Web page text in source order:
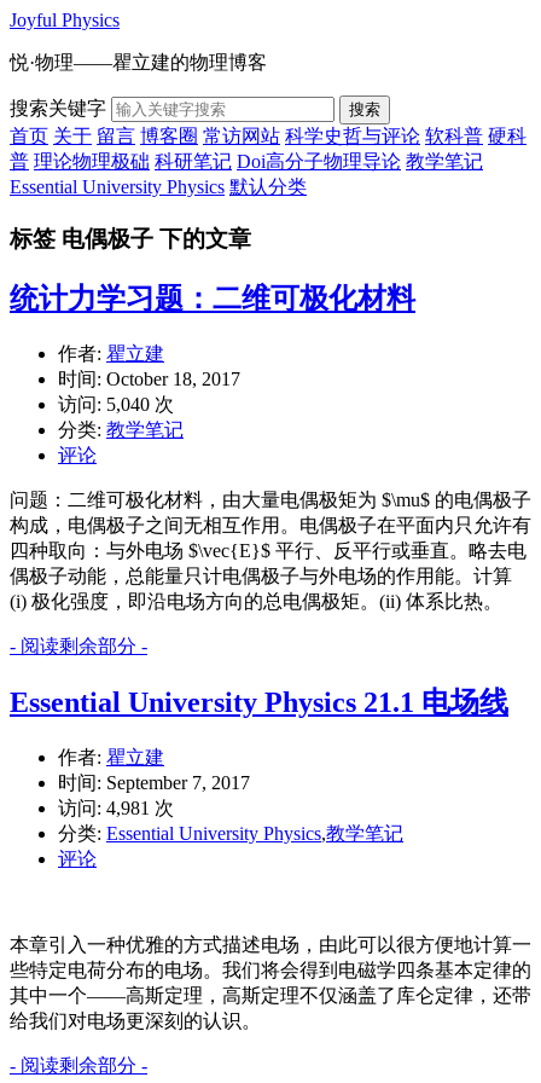
Joyful Physics
悦·物理——瞿立建的物理博客
搜索关键字 搜索
首页 关于 留言 博客圈 常访网站 科学史哲与评论 软科普 硬科
普 理论物理极础 科研笔记 Doi高分子物理导论 教学笔记
Essential University Physics 默认分类
标签 电偶极子 下的文章
统计力学习题：二维可极化材料
作者: 瞿立建
时间: October 18, 2017
访问: 5,040 次
分类: 教学笔记
评论
问题：二维可极化材料，由大量电偶极矩为 $\mu$ 的电偶极子
构成，电偶极子之间无相互作用。电偶极子在平面内只允许有
四种取向：与外电场 $\vec{E}$ 平行、反平行或垂直。略去电
偶极子动能，总能量只计电偶极子与外电场的作用能。计算
(i) 极化强度，即沿电场方向的总电偶极矩。(ii) 体系比热。
- 阅读剩余部分 -
Essential University Physics 21.1 电场线
作者: 瞿立建
时间: September 7, 2017
访问: 4,981 次
分类: Essential University Physics,教学笔记
评论
本章引入一种优雅的方式描述电场，由此可以很方便地计算一
些特定电荷分布的电场。我们将会得到电磁学四条基本定律的
其中一个——高斯定理，高斯定理不仅涵盖了库仑定律，还带
给我们对电场更深刻的认识。
- 阅读剩余部分 -